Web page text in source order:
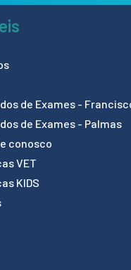
de Exames -
de Exames - Palmas
conosco
VET
KIDS